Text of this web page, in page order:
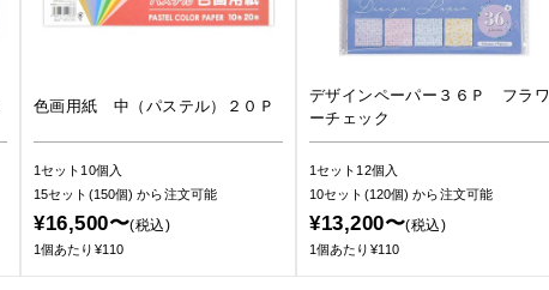
色画用紙 中（パステル）２０Ｐ
1セット10個入
15セット(150個)から注文可能
¥16,500〜(税込)
1個あたり¥110
デザインペーパー３６Ｐ フラワ
ーチェック
1セット12個入
10セット(120個)から注文可能
¥13,200〜(税込)
1個あたり¥110